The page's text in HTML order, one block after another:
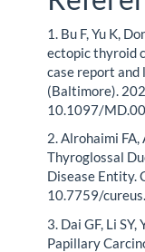
1. Bu F, Yu K,
ectopic thyroid
case report
(Baltimore).
10.1097/
2. Alrohaimi
Thyroglossal
Disease Entity.
10.7759/
3. Dai GF, Li
Papillary